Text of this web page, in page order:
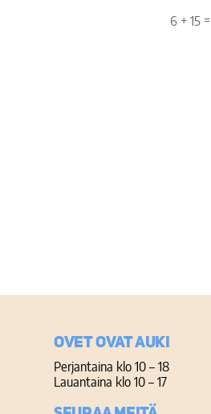
6 + 15=
Ovet ovat auki
Perjantaina klo 10 – 18
Lauantaina klo 10 – 17